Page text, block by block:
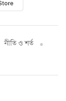
নীতি ও শর্ত